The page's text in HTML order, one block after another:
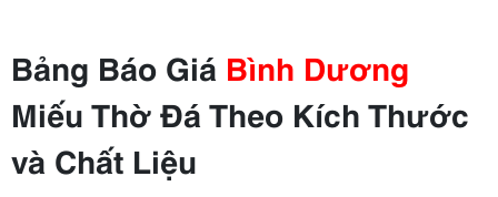
Bảng Báo Giá Bình Dương
Miếu Thờ Đá Theo Kích Thước
và Chất Liệu